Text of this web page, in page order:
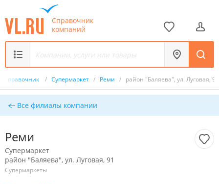
Справочник
компаний
Справочник / Супермаркет / Реми / район "Баляева", ул. Луговая, 91
Все филиалы компании
Реми
Супермаркет
район "Баляева", ул. Луговая, 91
Супермаркеты